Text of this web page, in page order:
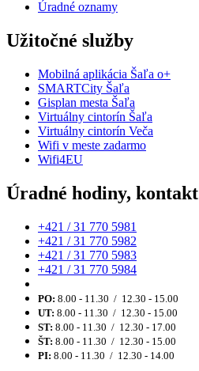
Úradné oznamy
Užitočné služby
Mobilná aplikácia Šaľa o+
SMARTCity Šaľa
Gisplan mesta Šaľa
Virtuálny cintorín Šaľa
Virtuálny cintorín Veča
Wifi v meste zadarmo
Wifi4EU
Úradné hodiny, kontakt
+421 / 31 770 5981
+421 / 31 770 5982
+421 / 31 770 5983
+421 / 31 770 5984
PO: 8.00 - 11.30 / 12.30 - 15.00
UT: 8.00 - 11.30 / 12.30 - 15.00
ST: 8.00 - 11.30 / 12.30 - 17.00
ŠT: 8.00 - 11.30 / 12.30 - 15.00
PI: 8.00 - 11.30 / 12.30 - 14.00